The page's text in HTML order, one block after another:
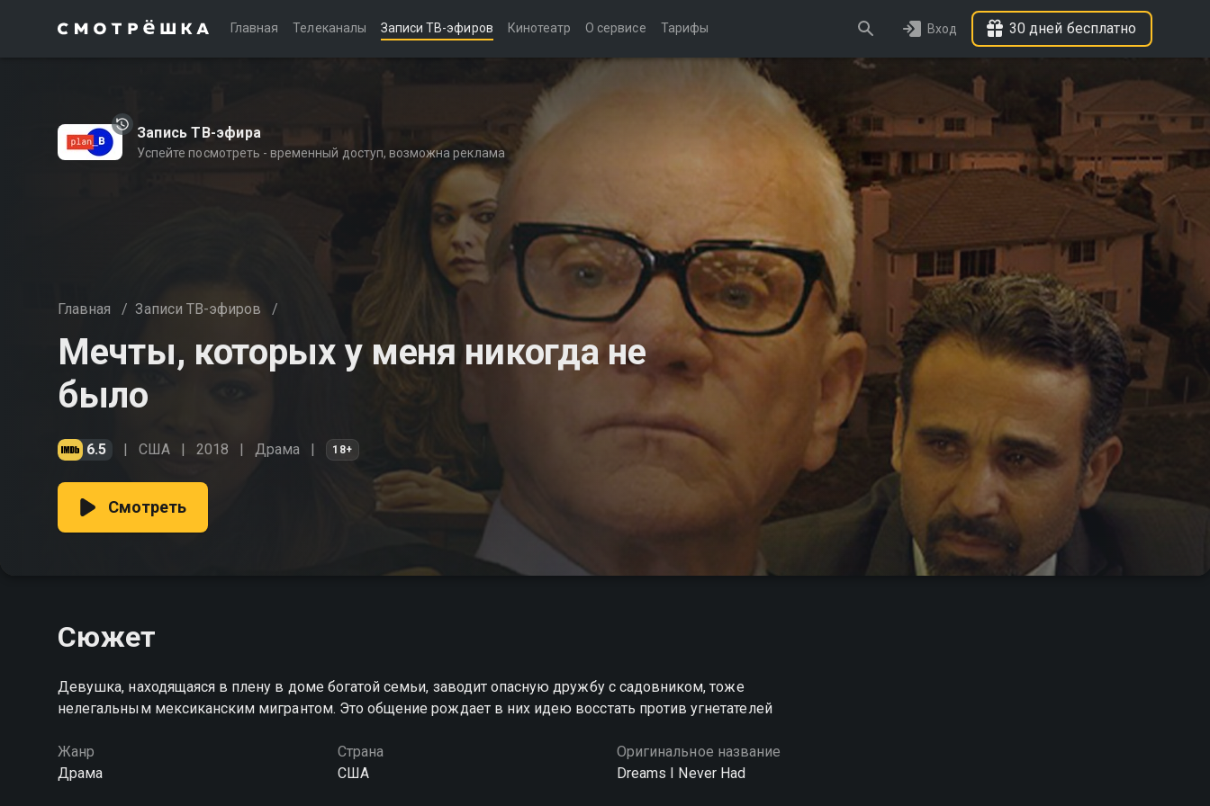
Главная Телеканалы Записи ТВ-эфиров Кинотеатр О сервисе Тарифы Вход 30 дней бесплатно
Запись ТВ-эфира
Успейте посмотреть - временный доступ, возможна реклама
Главная / Записи ТВ-эфиров /
Мечты, которых у меня никогда не
было
6.5 США 2018 Драма 18+
Смотреть
Сюжет
Девушка, находящаяся в плену в доме богатой семьи, заводит опасную дружбу с садовником, тоже
нелегальным мексиканским мигрантом. Это общение рождает в них идею восстать против угнетателей
Жанр
Драма
Страна
США
Оригинальное название
Dreams I Never Had